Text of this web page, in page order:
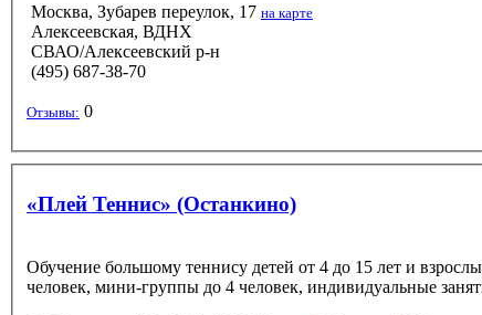
Москва, Зубарев переулок, 17 на карте
Алексеевская, ВДНХ
СВАО/Алексеевский р-н
(495) 687-38-70
Отзывы: 0
«Плей Теннис» (Останкино)
Обучение большому теннису детей от 4 до 15 лет и
человек, мини-группы до 4 человек, индивидуальные